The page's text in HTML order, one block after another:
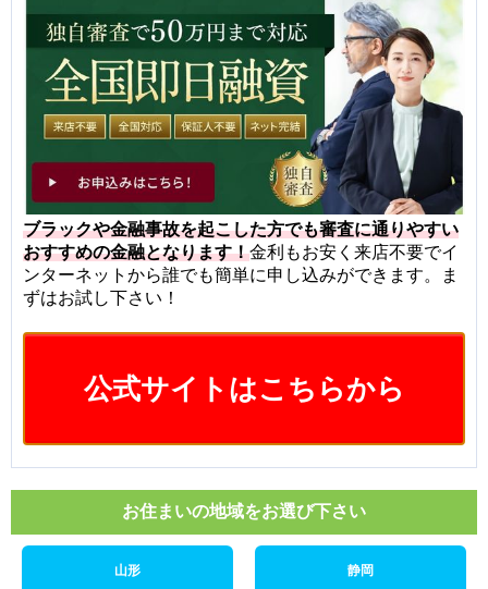
ブラックや金融事故を起こした方でも審査に通りやすい
おすすめの金融となります！金利もお安く来店不要でイ
ンターネットから誰でも簡単に申し込みができます。ま
ずはお試し下さい！
公式サイトはこちらから
お住まいの地域をお選び下さい
山形 静岡